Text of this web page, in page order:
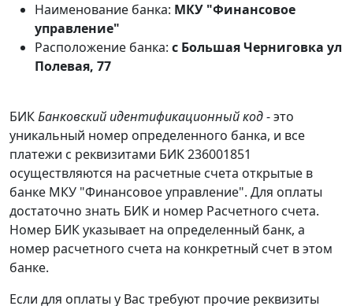
Наименование банка: МКУ "Финансовое
управление"
Расположение банка: с Большая Черниговка ул
Полевая, 77
БИКБанковский идентификационный код- это
уникальный номер определенного банка, и все
платежи с реквизитами БИК 236001851
осуществляются на расчетные счета открытые в
банке МКУ "Финансовое управление". Для оплаты
достаточно знать БИК и номер Расчетного счета.
Номер БИК указывает на определенный банк, а
номер расчетного счета на конкретный счет в этом
банке.
Если для оплаты у Вас требуют прочие реквизиты